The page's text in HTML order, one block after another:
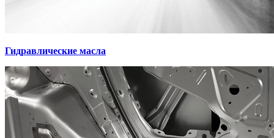
Гидравлические масла